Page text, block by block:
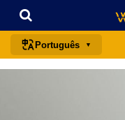
Português